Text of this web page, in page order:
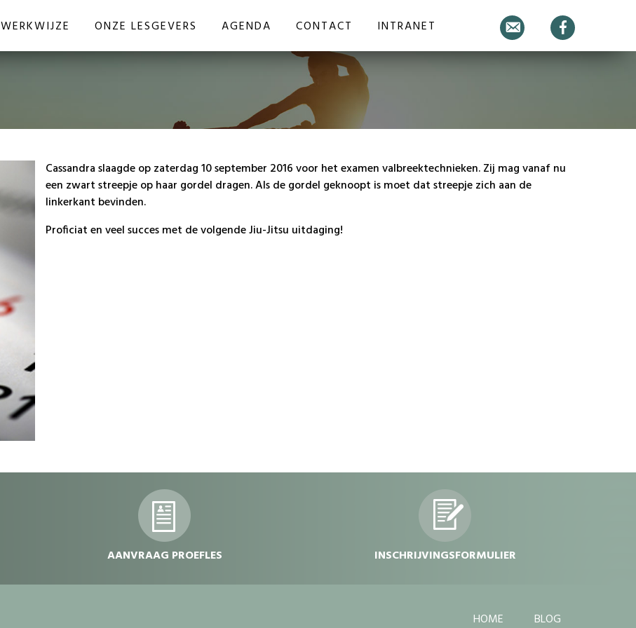
WERKWIJZE ONZE LESGEVERS AGENDA CONTACT INTRANET E-
mail
Facebook
Cassandra slaagde op zaterdag 10 september 2016 voor het examen valbreektechnieken. Zij mag vanaf nu
een zwart streepje op haar gordel dragen. Als de gordel geknoopt is moet dat streepje zich aan de
linkerkant bevinden.
Proficiat en veel succes met de volgende Jiu-Jitsu uitdaging!
AANVRAAG PROEFLES INSCHRIJVINGSFORMULIER
HOME BLOG